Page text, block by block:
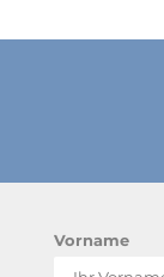
Vorname